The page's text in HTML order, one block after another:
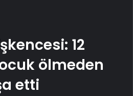
12
ölmeden
etti